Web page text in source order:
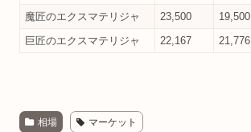
魔匠のエクスマテリジャ
23,500 19,500
巨匠のエクスマテリジャ
22,167 21,776
相場 マーケット